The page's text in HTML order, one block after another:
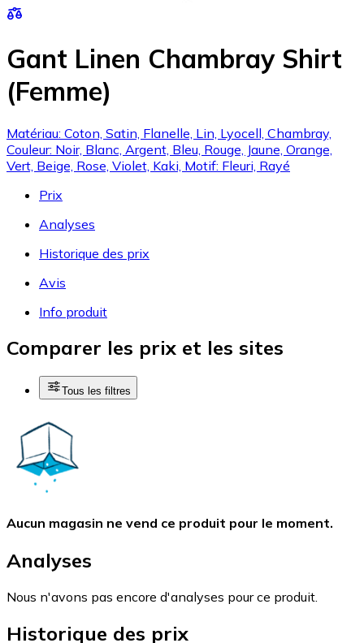
Gant Linen Chambray Shirt
(Femme)
Matériau: Coton, Satin, Flanelle, Lin, Lyocell, Chambray,
Couleur: Noir, Blanc, Argent, Bleu, Rouge, Jaune, Orange,
Vert, Beige, Rose, Violet, Kaki, Motif: Fleuri, Rayé
Prix
Analyses
Historique des prix
Avis
Info produit
Comparer les prix et les sites
Tous les filtres
Aucun magasin ne vend ce produit pour le moment.
Analyses
Nous n'avons pas encore d'analyses pour ce produit.
Historique des prix